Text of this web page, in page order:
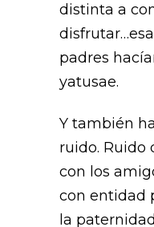
distinta a
padres
yatusae.
Y también
ruido. Ruido
con los
con entidad
la